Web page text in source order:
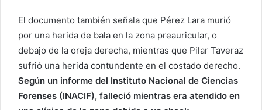
El documento también señala que Pérez Lara murió
por una herida de bala en la zona preauricular, o
debajo de la oreja derecha, mientras que Pilar Taveraz
sufrió una herida contundente en el costado derecho.
Según un informe del Instituto Nacional de Ciencias
Forenses (INACIF), falleció mientras era atendido en